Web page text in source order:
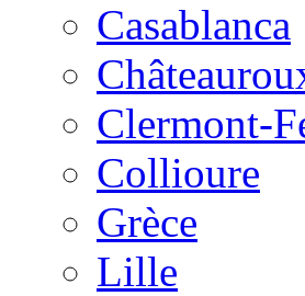
Casablanca
Clermont-
Collioure
Grèce
Lille